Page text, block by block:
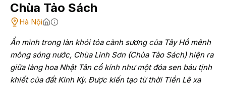
Chùa Tảo Sách
Hà Nội
Ẩn mình trong làn khói tỏa cành sương của Tây Hồ mênh
mông sóng nước, Chùa Linh Sơn (Chùa Tảo Sách) hiện ra
giữa làng hoa Nhật Tân cổ kính như một đóa sen báu tịnh
khiết của đất Kinh Kỳ. Được kiến tạo từ thời Tiền Lê xa